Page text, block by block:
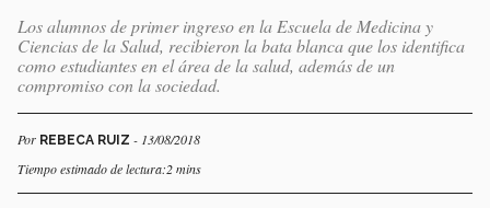
Los alumnos de primer ingreso en la Escuela de Medicina y
Ciencias de la Salud, recibieron la bata blanca que los identifica
como estudiantes en el área de la salud, además de un
compromiso con la sociedad.
Por REBECA RUIZ - 13/08/2018
Tiempo estimado de lectura:2 mins